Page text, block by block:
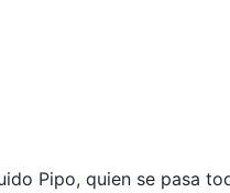
Pipo, quien se pasa